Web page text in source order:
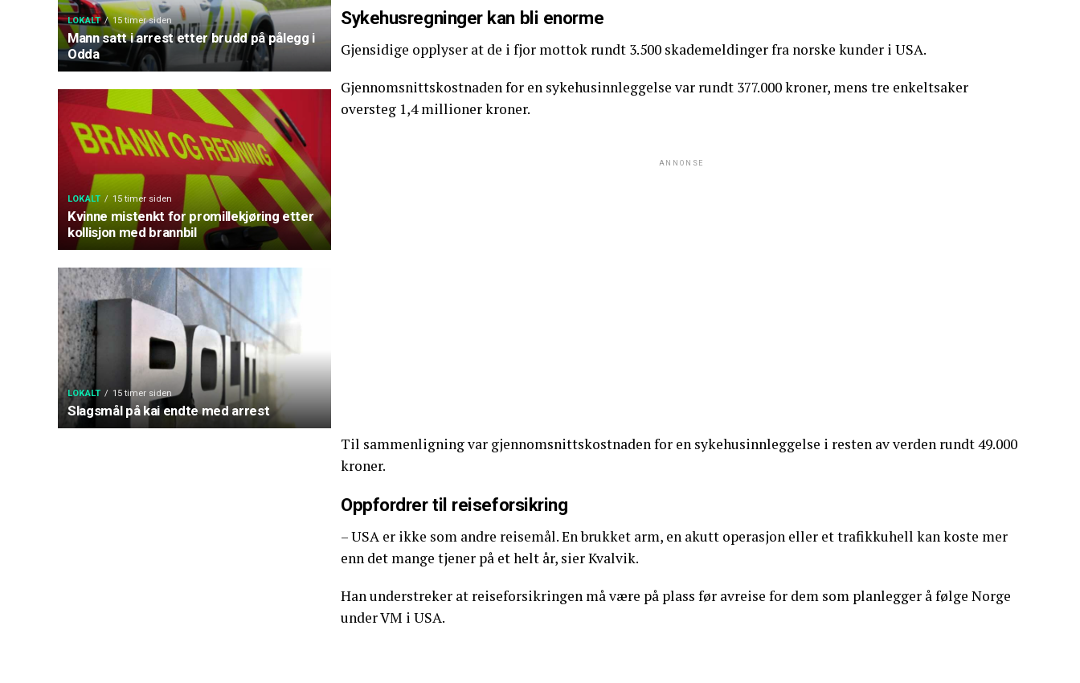
LOKALT 15 timer siden
Mann satt i arrest etter brudd på pålegg i
Odda
LOKALT 15 timer siden
Kvinne mistenkt for promillekjøring etter
kollisjon med brannbil
LOKALT 15 timer siden
Slagsmål på kai endte med arrest
Sykehusregninger kan bli enorme
Gjensidige opplyser at de i fjor mottok rundt 3.500 skademeldinger fra norske kunder i USA.
Gjennomsnittskostnaden for en sykehusinnleggelse var rundt 377.000 kroner, mens tre enkeltsaker
oversteg 1,4 millioner kroner.
ANNONSE
Til sammenligning var gjennomsnittskostnaden for en sykehusinnleggelse i resten av verden rundt 49.000
kroner.
Oppfordrer til reiseforsikring
– USA er ikke som andre reisemål. En brukket arm, en akutt operasjon eller et trafikkuhell kan koste mer
enn det mange tjener på et helt år, sier Kvalvik.
Han understreker at reiseforsikringen må være på plass før avreise for dem som planlegger å følge Norge
under VM i USA.